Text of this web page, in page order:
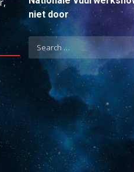
niet door
Search
for: